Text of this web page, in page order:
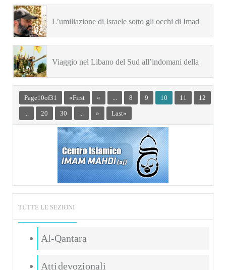
L’umiliazione di Israele sotto gli occhi di Imad
Viaggio nel Libano del Sud all’indomani della
Liberazione
Page 10 of 31 « First « ... 8 9 10 11 12
... 20 30 ... » Last »
TUTTE LE SEZIONI
Al-Qantara
Atti devozionali